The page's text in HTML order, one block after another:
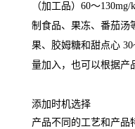
（加工品）60～
制食品、果冻、番茄汤
果、胶姆糖和甜点心
量加入，也可以根据产
添加时机选择
产品不同的工艺和产品